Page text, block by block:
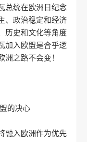
总统在欧洲日纪念
、政治稳定和经济
历史和文化等角度
加入欧盟是合乎逻
之路不会变！
的决心
融入欧洲作为优先